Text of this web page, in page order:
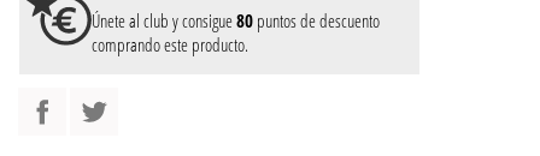
Únete al club y consigue80 puntos de descuento
comprando este producto.